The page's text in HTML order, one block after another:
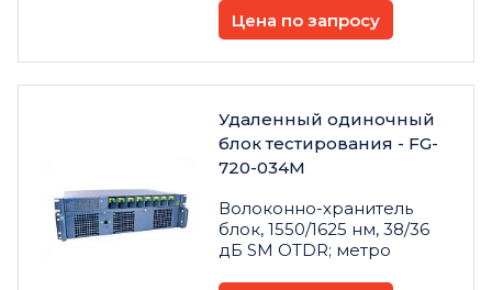
Цена по запросу
Удаленный одиночный
блок тестирования - FG-
720-034M
Волоконно-хранитель
блок, 1550/1625 нм, 38/36
дБ SM OTDR; метро